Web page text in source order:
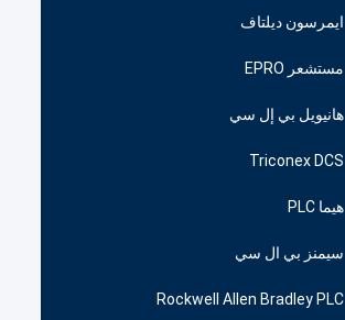
ايمرسون ديلتاف
مستشعر EPRO
هانيويل بي إل سي
Triconex DCS
هيما PLC
سيمنز بي ال سي
Rockwell Allen Bradley PLC